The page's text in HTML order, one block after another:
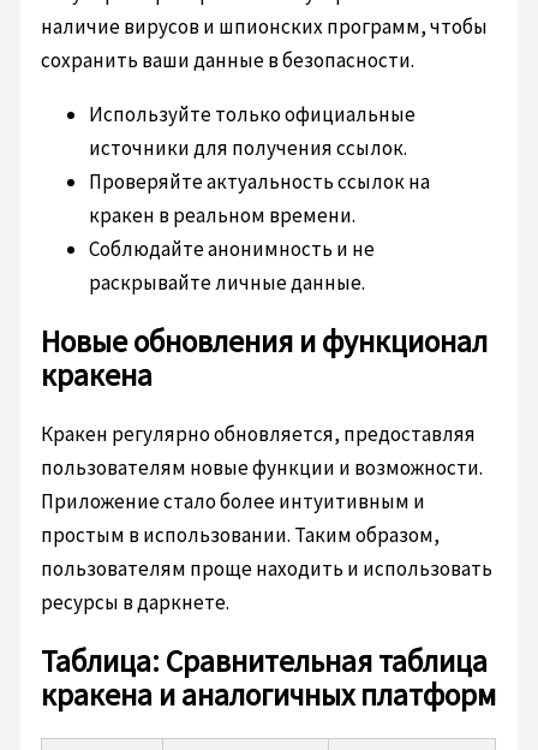
наличие вирусов и шпионских программ, чтобы
сохранить ваши данные в безопасности.
Используйте только официальные
источники для получения ссылок.
Проверяйте актуальность ссылок на
кракен в реальном времени.
Соблюдайте анонимность и не
раскрывайте личные данные.
Новые обновления и функционал
кракена
Кракен регулярно обновляется, предоставляя
пользователям новые функции и возможности.
Приложение стало более интуитивным и
простым в использовании. Таким образом,
пользователям проще находить и использовать
ресурсы в даркнете.
Таблица: Сравнительная таблица
кракена и аналогичных платформ